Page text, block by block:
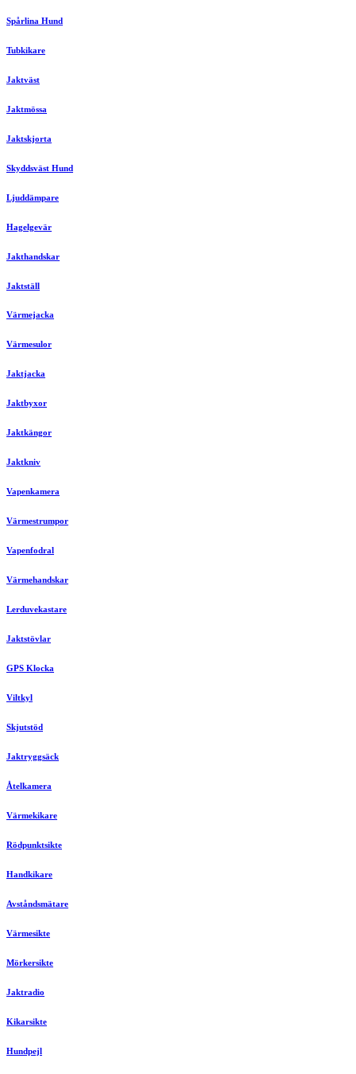
Spårlina Hund
Tubkikare
Jaktväst
Jaktmössa
Jaktskjorta
Skyddsväst Hund
Ljuddämpare
Hagelgevär
Jakthandskar
Jaktställ
Värmejacka
Värmesulor
Jaktjacka
Jaktbyxor
Jaktkängor
Jaktkniv
Vapenkamera
Värmestrumpor
Vapenfodral
Värmehandskar
Lerduvekastare
Jaktstövlar
GPS Klocka
Viltkyl
Skjutstöd
Jaktryggsäck
Åtelkamera
Värmekikare
Rödpunktsikte
Handkikare
Avståndsmätare
Värmesikte
Mörkersikte
Jaktradio
Kikarsikte
Hundpejl